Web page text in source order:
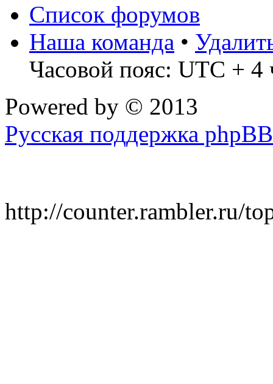
Список форумов
Наша команда •
Часовой пояс: UTC + 4
Powered by © 2013
Русская поддержка phpBB
http://counter.rambler.ru/